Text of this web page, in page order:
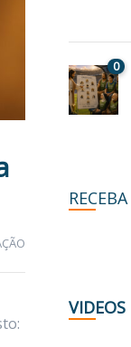
0
RECEBA
VIDEOS